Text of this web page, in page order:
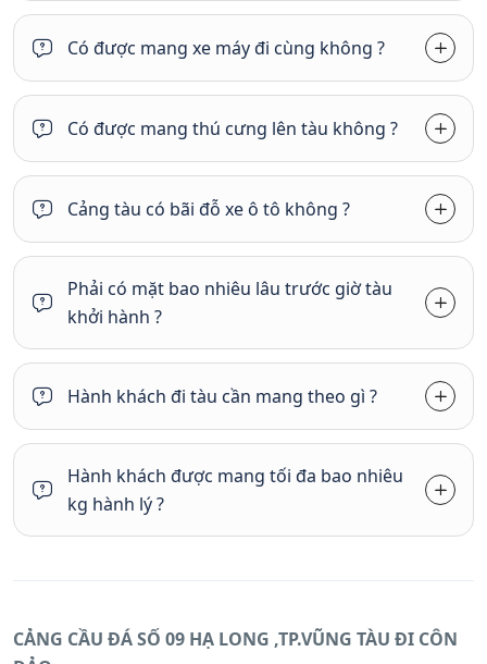
Có được mang xe máy đi cùng không ?
Có được mang thú cưng lên tàu không ?
Cảng tàu có bãi đỗ xe ô tô không ?
Phải có mặt bao nhiêu lâu trước giờ tàu
khởi hành ?
Hành khách đi tàu cần mang theo gì ?
Hành khách được mang tối đa bao nhiêu
kg hành lý ?
CẢNG CẦU ĐÁ SỐ 09 HẠ LONG ,TP.VŨNG TÀU ĐI CÔN